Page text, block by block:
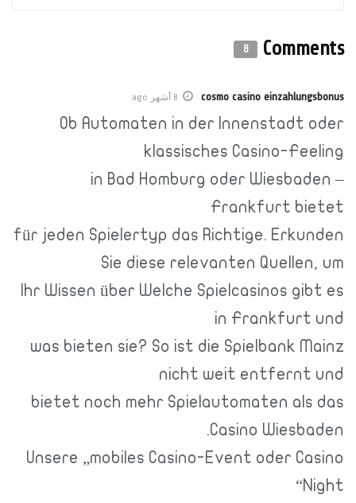
8
cosmo casino 8 أشهر ago
Ob Automaten in der Innenstadt
klassisches Casino-
in Bad Homburg oder
Frankfurt
für jeden Spielertyp das Richtige.
Sie diese relevanten
Ihr Wissen über Welche Spielcasinos
in Frankfurt
was bieten sie? So ist die Spielbank
nicht weit entfernt
bietet noch mehr Spielautomaten
Casino
Unsere „mobiles Casino-Event oder